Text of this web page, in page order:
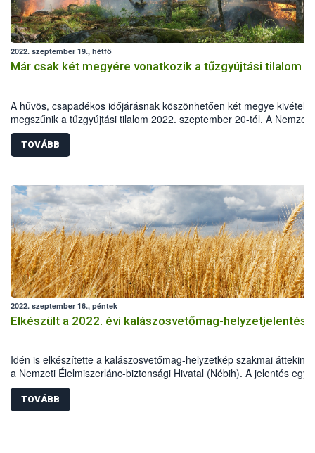
2022. szeptember 19., hétfő
Már csak két megyére vonatkozik a tűzgyújtási tilalom
A hűvös, csapadékos időjárásnak köszönhetően két megye
megszűnik a tűzgyújtási tilalom 2022. szeptember 20-tól. A Nemzeti
Élelmiszerlánc-biztonsági Hivatal (Nébih) felhívja a lakosság
hogy legyenek fokozottan körültekintőek, Magyarországon ugyanis
erdőtüzek 99 százalékát emberi mulasztás okozza.
TOVÁBB
2022. szeptember 16., péntek
Elkészült a 2022. évi kalászosvetőmag-helyzetjelentés
Idén is elkészítette a kalászosvetőmag-helyzetkép szakmai
a Nemzeti Élelmiszerlánc-biztonsági Hivatal (Nébih). A jelentés
megállapítása, hogy 2022-ben a kánikula és a tartós csapadékhiány
alapjaiban határozta meg a kalászos növények termesztését és a
vetőmag-szaporítást. A szokottnál két héttel korábban kezdődött az
gyengébben alakult a korábbi évekhez képest.
TOVÁBB